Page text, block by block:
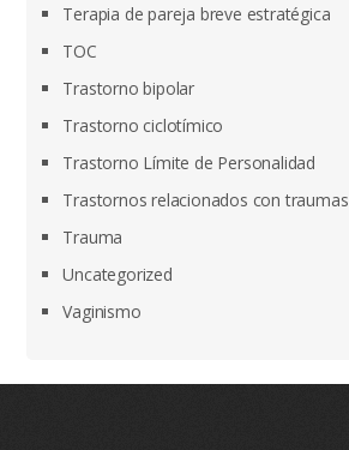
Terapia de pareja breve estratégica
TOC
Trastorno bipolar
Trastorno ciclotímico
Trastorno Límite de Personalidad
Trastornos relacionados con traumas
Trauma
Uncategorized
Vaginismo